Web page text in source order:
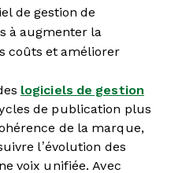
de gestion de
à augmenter la
coûts et améliorer
logiciels de gestion
de publication plus
de la marque,
l’évolution des
voix unifiée. Avec